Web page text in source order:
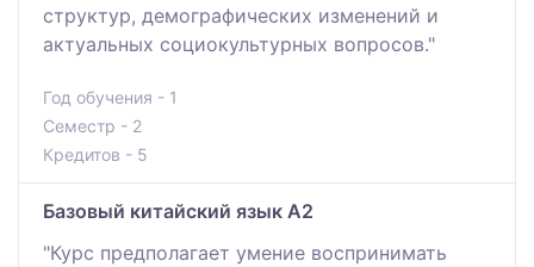
структур, демографических изменений и
актуальных социокультурных вопросов."
Год обучения - 1
Семестр - 2
Кредитов - 5
Базовый китайский язык А2
"Курс предполагает умение воспринимать